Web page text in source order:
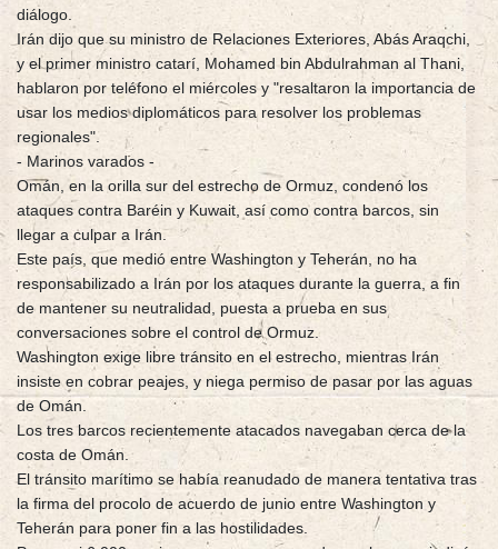
diálogo.
Irán dijo que su ministro de Relaciones Exteriores, Abás Araqchi,
y el primer ministro catarí, Mohamed bin Abdulrahman al Thani,
hablaron por teléfono el miércoles y "resaltaron la importancia de
usar los medios diplomáticos para resolver los problemas
regionales".
- Marinos varados -
Omán, en la orilla sur del estrecho de Ormuz, condenó los
ataques contra Baréin y Kuwait, así como contra barcos, sin
llegar a culpar a Irán.
Este país, que medió entre Washington y Teherán, no ha
responsabilizado a Irán por los ataques durante la guerra, a fin
de mantener su neutralidad, puesta a prueba en sus
conversaciones sobre el control de Ormuz.
Washington exige libre tránsito en el estrecho, mientras Irán
insiste en cobrar peajes, y niega permiso de pasar por las aguas
de Omán.
Los tres barcos recientemente atacados navegaban cerca de la
costa de Omán.
El tránsito marítimo se había reanudado de manera tentativa tras
la firma del procolo de acuerdo de junio entre Washington y
Teherán para poner fin a las hostilidades.